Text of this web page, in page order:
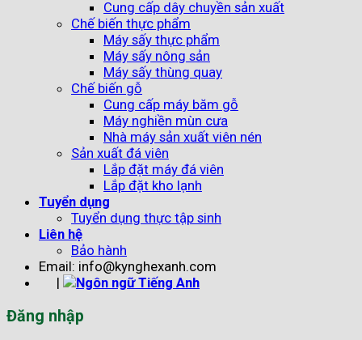
Cung cấp dây chuyền sản xuất
Chế biến thực phẩm
Máy sấy thực phẩm
Máy sấy nông sản
Máy sấy thùng quay
Chế biến gỗ
Cung cấp máy băm gỗ
Máy nghiền mùn cưa
Nhà máy sản xuất viên nén
Sản xuất đá viên
Lắp đặt máy đá viên
Lắp đặt kho lạnh
Tuyển dụng
Tuyển dụng thực tập sinh
Liên hệ
Bảo hành
Email: info@kynghexanh.com
|
Đăng nhập